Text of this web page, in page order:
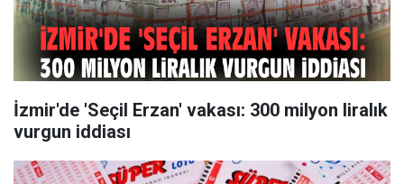
İzmir'de 'Seçil Erzan' vakası: 300 milyon liralık
vurgun iddiası